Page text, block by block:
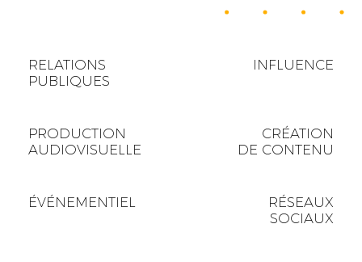
RELATIONS
PUBLIQUES
INFLUENCE
PRODUCTION
AUDIOVISUELLE
CRÉATION
DE CONTENU
ÉVÉNEMENTIEL
RÉSEAUX
SOCIAUX